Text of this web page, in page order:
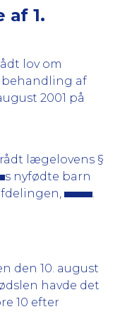
af 1.
lov om
behandling af
2001 på
lægelovens §
s nyfødte barn
den 10. august
havde det
10 efter